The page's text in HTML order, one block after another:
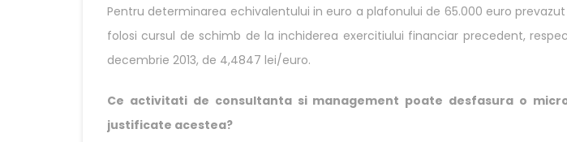
Pentru determinarea echivalentului in euro a plafonului de 65.000 euro
folosi cursul de schimb de la inchiderea exercitiului financiar precedent,
decembrie 2013, de 4,4847 lei/euro.
Ce activitati de consultanta si management poate desfasura o
justificate acestea?